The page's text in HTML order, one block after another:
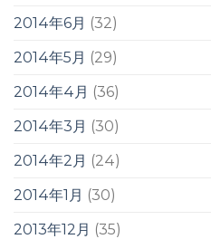
2014年6月 (32)
2014年5月 (29)
2014年4月 (36)
2014年3月 (30)
2014年2月 (24)
2014年1月 (30)
2013年12月 (35)